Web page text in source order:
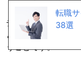
チームの和が乱れる
と、仕事の中断を
うことです。
転職
38選